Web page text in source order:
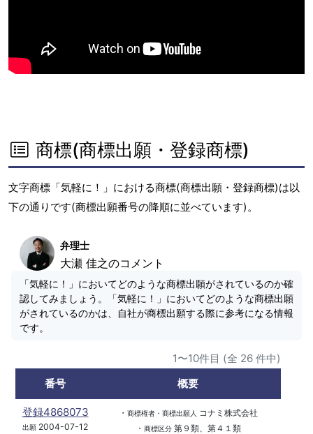
商標(商標出願・登録商標)
文字商標「気軽に！」における商標(商標出願・登録商標)は以
下の通りです(商標出願番号の降順に並べています)。
弁理士
大瀬 佳之のコメント
「気軽に！」においてどのような商標出願がされているのか確
認してみましょう。「気軽に！」においてどのような商標出願
がされているのかは、自社が商標出願する際に参考になる情報
です。
1〜10件目 (全 26 件中)
番号
概要
登録4868073
出願 2004-07-12
・ 商標権者・商標出願人
コナミ株式会社
・ 商標区分第９類、第４１類